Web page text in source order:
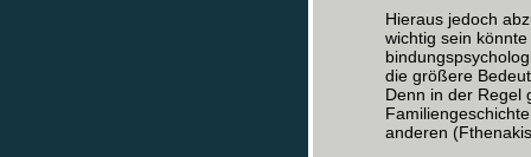
Hieraus jedoch
wichtig sein
die größere
Denn in der Regel
anderen